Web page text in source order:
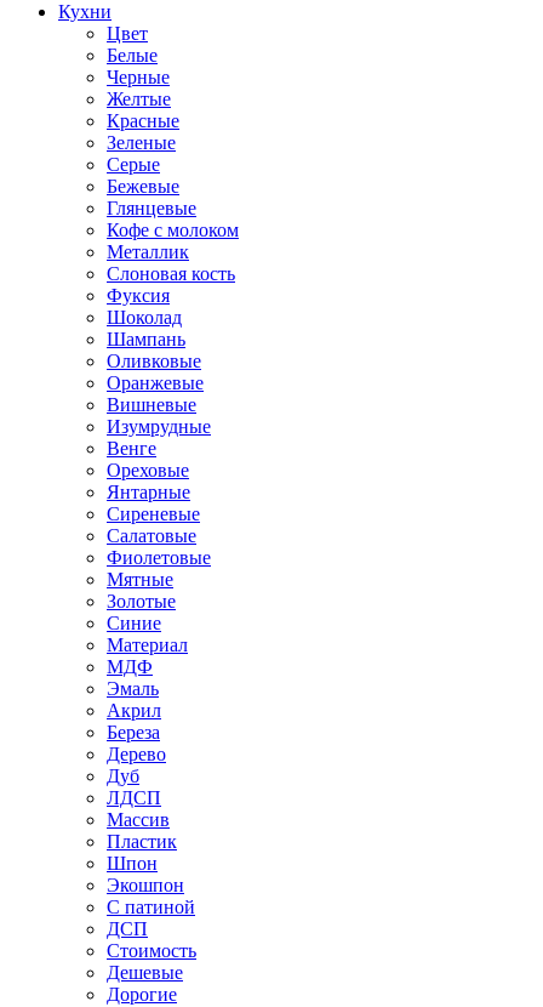
Кухни
Цвет
Белые
Черные
Желтые
Красные
Зеленые
Серые
Бежевые
Глянцевые
Кофе с молоком
Металлик
Слоновая кость
Фуксия
Шоколад
Шампань
Оливковые
Оранжевые
Вишневые
Изумрудные
Венге
Ореховые
Янтарные
Сиреневые
Салатовые
Фиолетовые
Мятные
Золотые
Синие
Материал
МДФ
Эмаль
Акрил
Береза
Дерево
Дуб
ЛДСП
Массив
Пластик
Шпон
Экошпон
С патиной
ДСП
Стоимость
Дешевые
Дорогие